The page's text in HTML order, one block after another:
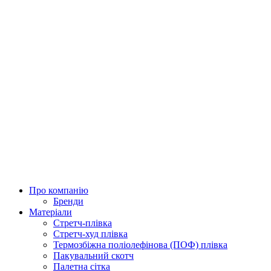
Про компанію
Бренди
Матеріали
Стретч-плівка
Стретч-худ плівка
Термозбіжна поліолефінова (ПОФ) плівка
Пакувальний скотч
Палетна сітка